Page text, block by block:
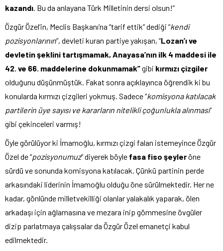
kazandı. Bu da anlayana Türk Milletinin dersi olsun!”
Özgür Özel’in, Meclis Başkanı’na “tarif ettik” dediği “kendi
pozisyonlarının”, devleti kuran partiye yakışan, “Lozan’ı ve
devletin şeklini tartışmamak, Anayasa’nın ilk 4 maddesi ile
42. ve 66. maddelerine dokunmamak”gibi kırmızı çizgiler
olduğunu düşünmüştük. Fakat sonra açıklayınca öğrendik ki bu
konularda kırmızı çizgileri yokmuş. Sadece “komisyona katılacak
partilerin üye sayısı ve kararların nitelikli çoğunlukla alınması”
gibi çekinceleri varmış!
Öyle görülüyor ki İmamoğlu, kırmızı çizgi falan istemeyince Özgür
Özel de “pozisyonumuz” diyerek böyle fasa fiso şeyleröne
sürdü ve sonunda komisyona katılacak. Çünkü partinin perde
arkasındaki liderinin İmamoğlu olduğu öne sürülmektedir. Her ne
kadar, gönlünde milletvekilliği olanlar yalakalık yaparak, ölen
arkadaşı için ağlamasına ve mezara inip gömmesine övgüler
dizip parlatmaya çalışsalar da Özgür Özel emanetçi kabul
edilmektedir.